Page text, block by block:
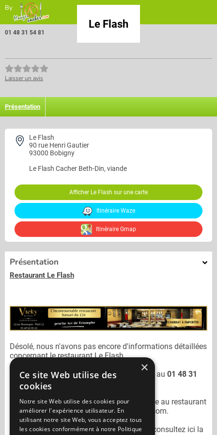
By
Le Flash
01 48 31 54 81
Laisser un avis
Présentation
Le Flash
90 rue Henri Gautier
93000 Bobigny
Le Flash Cacher Beth-Din, viande
Afficher Le Flash sur une carte
Itinéraire Waze
Itinéraire Gmap
Présentation
Restaurant Le Flash
Désolé, nous n'avons pas encore d'informations détaillées
concernant le restaurant Le Flash.
Vous pouvez joindre le restaurant
au 01 48 31
54 81
N'oubliez pas de préciser lors de votre sortie au restaurant
Le Flashqu'il n'est pas sur Mangercacher.com.
Pour consulter un autre restaurant cacher
consultez ici la
×
Ce site Web utilise des
cookies
Notre site Web utilise des cookies pour
améliorer l'expérience utilisateur. En
utilisant notre site Web, vous acceptez tous
les cookies conformément à notre Politique